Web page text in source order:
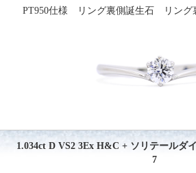
PT950仕様 リング裏側誕生石 リング
1.034ct D VS2 3Ex H&C + ソリテールダ
7